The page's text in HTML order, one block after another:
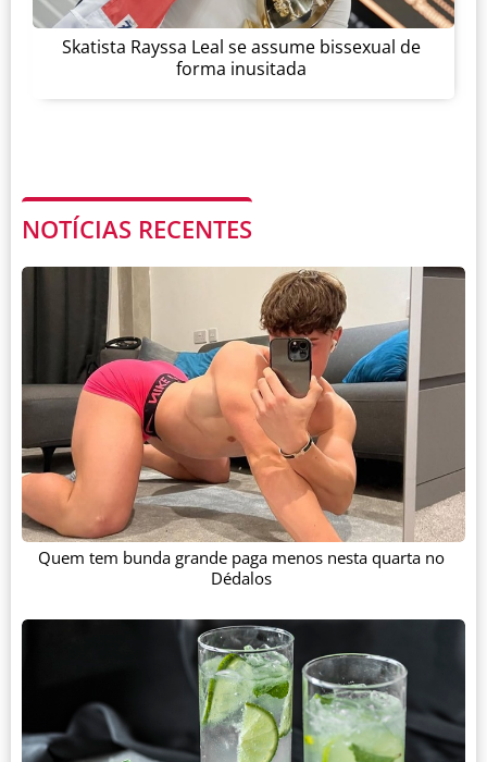
Skatista Rayssa Leal se assume bissexual de
forma inusitada
NOTÍCIAS RECENTES
Quem tem bunda grande paga menos nesta quarta no
Dédalos